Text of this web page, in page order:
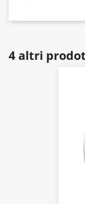
4 altri